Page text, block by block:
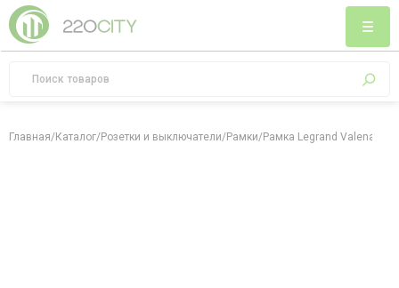
Главная/Каталог/Розетки и выключатели/Рамки/Рамка Legrand Valena